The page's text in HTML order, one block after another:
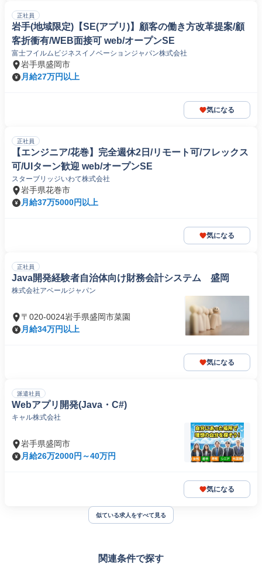
正社員
岩手(地域限定)【SE(アプリ)】顧客の働き方改革提案/顧
客折衝有/WEB面接可 web/オープンSE
富士フイルムビジネスイノベーションジャパン株式会社
岩手県盛岡市
月給27万円以上
気になる
正社員
【エンジニア/花巻】完全週休2日/リモート可/フレックス
可/UIターン歓迎 web/オープンSE
スターブリッジいわて株式会社
岩手県花巻市
月給37万5000円以上
気になる
正社員
Java開発経験者自治体向け財務会計システム 盛岡
株式会社アベールジャパン
〒020-0024岩手県盛岡市菜園
月給34万円以上
気になる
派遣社員
Webアプリ開発(Java・C#)
キャル株式会社
岩手県盛岡市
月給26万2000円～40万円
気になる
似ている求人をすべて見る
関連条件で探す